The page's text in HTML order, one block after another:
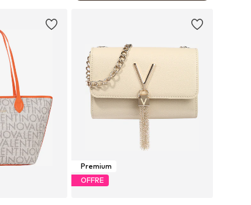
Premium
OFFRE